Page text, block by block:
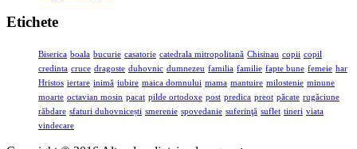
Etichete
Biserica boala bucurie casatorie catedrala mitropolitană Chisinau copii copil
credinta cruce dragoste duhovnic dumnezeu familia familie fapte bune femeie har
Hristos iertare inimă iubire maica domnului mama mantuire milostenie minune
moarte octavian mosin pacat pilde ortodoxe post predica preot păcate rugăciune
răbdare sfaturi duhovnicești smerenie spovedanie suferinţă suflet tineri viata
vindecare